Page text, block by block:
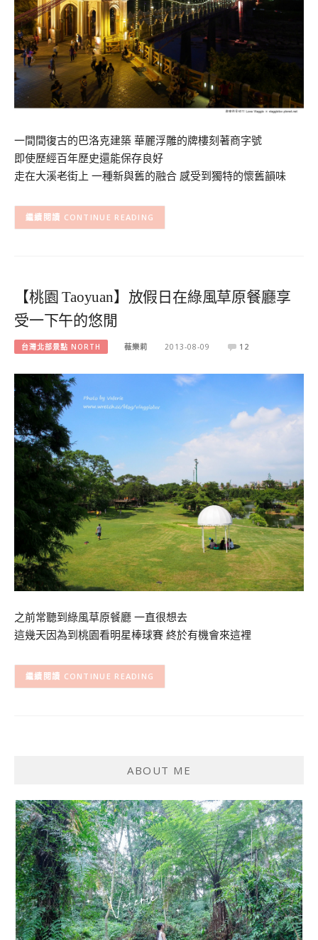
一間間復古的巴洛克建築 華麗浮雕的牌樓刻著商字號
即使歷經百年歷史還能保存良好
走在大溪老街上 一種新與舊的融合 感受到獨特的懷舊韻味
CONTINUE READING
【桃園 Taoyuan】放假日在綠風草原餐廳享
受一下午的悠閒
台灣北部景點 NORTH 薇樂莉 2013-08-09 12
之前常聽到綠風草原餐廳 一直很想去
這幾天因為到桃園看明星棒球賽 終於有機會來這裡
CONTINUE READING
ABOUT ME